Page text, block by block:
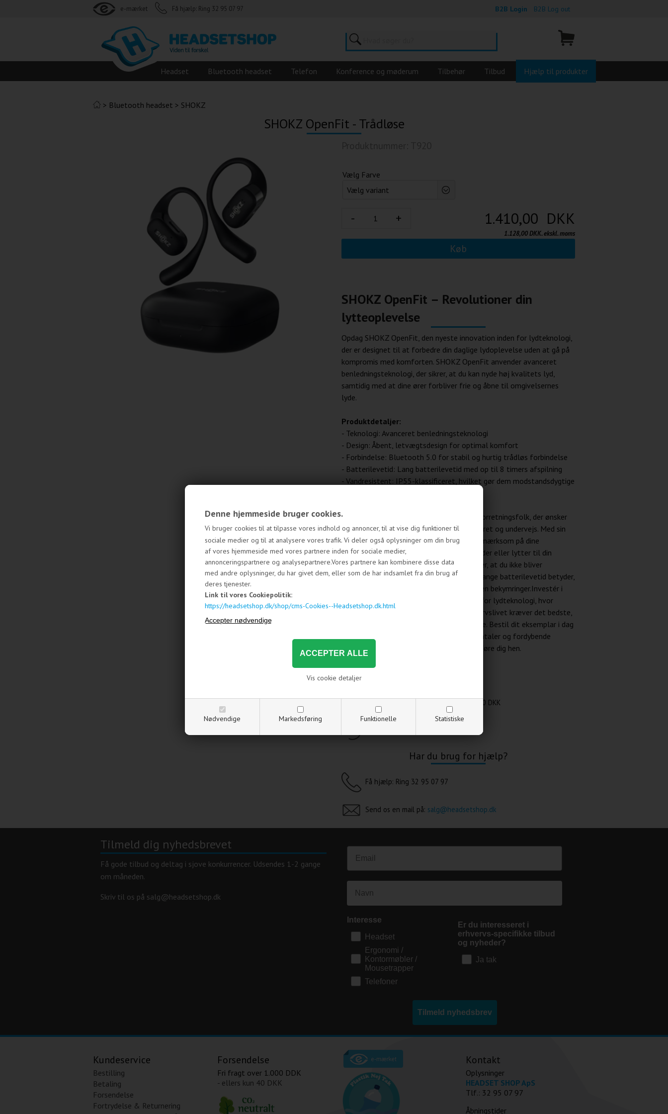
Denne hjemmeside bruger cookies.
Vi bruger cookies til at tilpasse vores indhold og annoncer, til at vise dig funktioner til
sociale medier og til at analysere vores trafik. Vi deler også oplysninger om din brug
af vores hjemmeside med vores partnere inden for sociale medier,
annonceringspartnere og analysepartnere.Vores partnere kan kombinere disse data
med andre oplysninger, du har givet dem, eller som de har indsamlet fra din brug af
deres tjenester.
Link til vores Cookiepolitik:
https://headsetshop.dk/shop/cms-Cookies--Headsetshop.dk.html
Nødvendige Markedsføring Funktionelle Statistiske
Vis cookie detaljer
e-mærket Få hjælp: Ring 32 95 07 97 B2B Login B2B Log out
Headset Bluetooth headset Telefon Konference og møderum Tilbehør Tilbud Hjælp til produkter
> Bluetooth headset > SHOKZ
SHOKZ OpenFit - Trådløse
Vælg Farve
1.410,00 DKK
1.128,00 DKK. ekskl. moms
Køb
SHOKZ OpenFit – Revolutioner din
lytteoplevelse
Opdag SHOKZ OpenFit, den nyeste innovation inden for lydteknologi,
der er designet til at forbedre din daglige lydoplevelse uden at gå på
kompromis med komforten. SHOKZ OpenFit anvender avanceret
benledningsteknologi, der sikrer, at du kan nyde høj kvalitets lyd,
samtidig med at dine ører forbliver frie og åbne til omgivelsernes
lyde.
Produktdetaljer:
- Teknologi: Avanceret benledningsteknologi
- Design: Åbent, letvægtsdesign for optimal komfort
- Forbindelse: Bluetooth 5.0 for stabil og hurtig trådløs forbindelse
- Batterilevetid: Lang batterilevetid med op til 8 timers afspilning
- Vandresistent: IP55-klassificeret, hvilket gør dem modstandsdygtige
SHOKZ OpenFit er det perfekte valg for forretningsfolk, der ønsker
en ubesværet lydoplevelse, både på kontoret og undervejs. Med sin
innovative åbne design, kan du forblive opmærksom på dine
omgivelser, mens du deltager i telefonmøder eller lytter til din
yndlingsmusik. Den trådløse teknologi sikrer, at du ikke bliver
forstyrret af irriterende ledninger, og den lange batterilevetid betyder,
at du kan bruge headsettet hele dagen uden bekymringer.Investér i
SHOKZ OpenFit og oplev en ny æra inden for lydteknologi, hvor
komfort og kvalitet går hånd i hånd. Erhvervslivet kræver det bedste,
og med SHOKZ OpenFit får du netop dette. Bestil dit eksemplar i dag
og tag skridtet ind i en verden af klare samtaler og fordybende
lydoplevelser, uanset hvor din dag måtte føre dig hen.
40 DKK
Har du brug for hjælp?
Få hjælp: Ring 32 95 07 97
Send os en mail på: salg@headsetshop.dk
Tilmeld dig nyhedsbrevet
Få gode tilbud og deltag i sjove konkurrencer. Udsendes 1-2 gange
om måneden.
Skriv til os på salg@headsetshop.dk
Interesse
Headset
Ergonomi /
Kontormøbler /
Mousetrapper
Telefoner
Er du interesseret i
erhvervs-specifikke tilbud
og nyheder?
Ja tak
Tilmeld nyhedsbrev
Kundeservice
Bestilling
Betaling
Forsendelse
Fortrydelse & Returnering
Forsendelse
Fri fragt over 1.000 DDK
- ellers kun 40 DKK
Kontakt
Oplysninger
HEADSET SHOP ApS
Tlf.: 32 95 07 97
Åbningstider